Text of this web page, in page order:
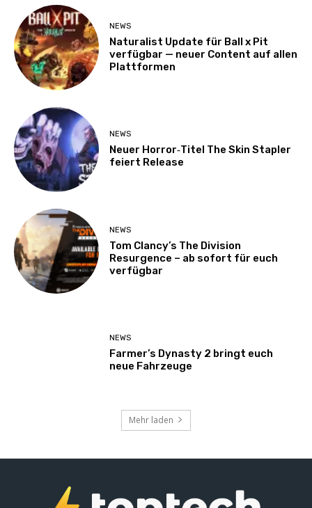
NEWS
Naturalist Update für Ball x Pit
verfügbar — neuer Content auf allen
Plattformen
NEWS
Neuer Horror‑Titel The Skin Stapler
feiert Release
NEWS
Tom Clancy’s The Division
Resurgence – ab sofort für euch
verfügbar
NEWS
Farmer’s Dynasty 2 bringt euch
neue Fahrzeuge
Mehr laden